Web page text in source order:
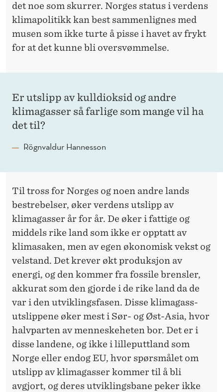
det noe som skurrer. Norges status i verdens
klima­politikk kan best sammenlignes med
musen som ikke turte å pisse i havet av frykt
for at det kunne bli over­svømmelse.
Er utslipp av kulldioksid og andre
klimagasser så farlige som mange vil ha
det til?
Rögnvaldur Hannesson
Til tross for Norges og noen andre lands
bestrebelser, øker verdens utslipp av
klimagasser år for år. De øker i fattige og
middels rike land som ikke er opptatt av
klimasaken, men av egen økonomisk vekst og
velstand. Det krever økt produksjon av
energi, og den kommer fra fossile brensler,
akkurat som den gjorde i de rike land da de
var i den utviklings­fasen. Disse klima­gass­
utslipp­ene øker mest i Sør- og Øst-Asia, hvor
halvparten av menneske­heten bor. Det er i
disse landene, og ikke i lille­putt­land som
Norge eller endog EU, hvor spørsmålet om
utslipp av klima­gasser kommer til å bli
avgjort, og deres utviklings­bane peker ikke